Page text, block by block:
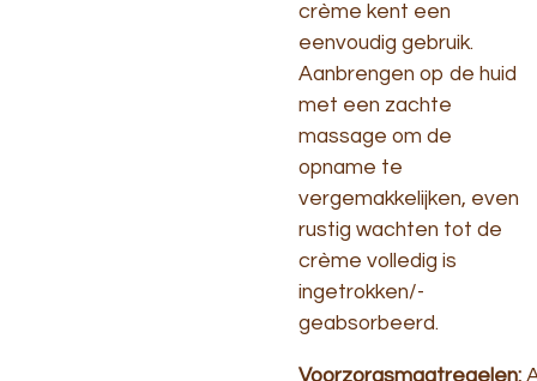
crème kent een
eenvoudig gebruik.
Aanbrengen op de huid
met een zachte
massage om de
opname te
vergemakkelijken, even
rustig wachten tot de
crème volledig is
ingetrokken/-
geabsorbeerd.
Voorzorgsmaatregelen: